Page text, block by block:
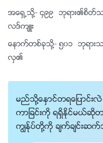
အေရွ႕သို႔- ၄၉၉ ဘုရား၏စိတ္
လဒ္က်ဴး
ေနာက္တစ္ခုသို႔- ၅၀၁ ဘုရား
လွ၏
မည္သို႔ေႏွာင္တရေျပာင္
ကာျခင္းကို ရရွိႏိုင္မယ္ဆို
ကြၽန္ုပ္တို႔ကို ခ်က္ခ်င္းဆက္